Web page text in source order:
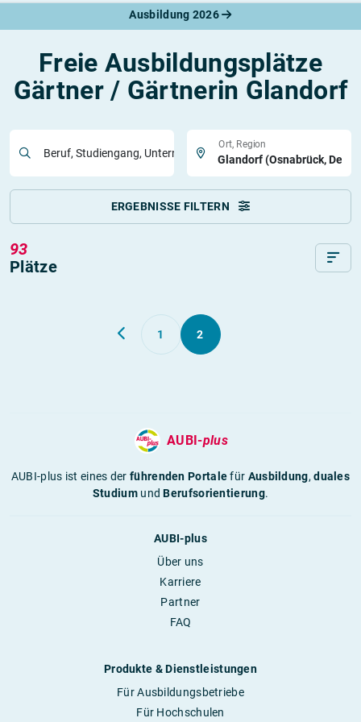
Ausbildung 2026
Freie Ausbildungsplätze
Gärtner / Gärtnerin Glandorf
Beruf, Studiengang, Unternehmen
Ort, Region
ERGEBNISSE FILTERN
93
Plätze
1 2
AUBI-plus
AUBI-plus ist eines derführenden Portalefür Ausbildung,duales
StudiumundBerufsorientierung.
AUBI-plus
Über uns
Karriere
Partner
FAQ
Produkte & Dienstleistungen
Für Ausbildungsbetriebe
Für Hochschulen